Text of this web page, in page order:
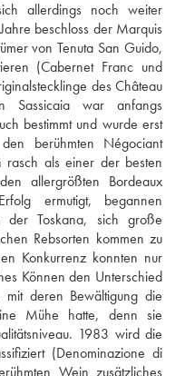
allerdings noch weiter
beschloss der Marquis
von Tenuta San Guido,
(Cabernet Franc und
des Château
Sassicaia war anfangs
bestimmt und wurde erst
berühmten Négociant
rasch als einer der besten
allergrößten Bordeaux
ermutigt, begannen
der Toskana, sich große
Rebsorten kommen zu
Konkurrenz konnten nur
Können den Unterschied
deren Bewältigung die
Mühe hatte, denn sie
1983 wird die
(Denominazione di
Wein zusätzliches